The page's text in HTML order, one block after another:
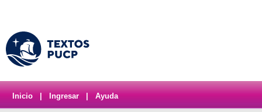
Inicio Ingresar Ayuda